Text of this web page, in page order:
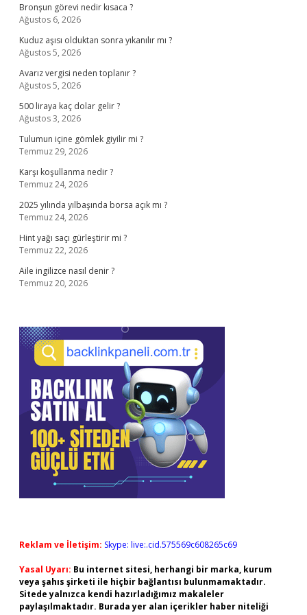
Bronşun görevi nedir kısaca ?
Ağustos 6, 2026
Kuduz aşısı olduktan sonra yıkanılır mı ?
Ağustos 5, 2026
Avarız vergisi neden toplanır ?
Ağustos 5, 2026
500 liraya kaç dolar gelir ?
Ağustos 3, 2026
Tulumun içine gömlek giyilir mi ?
Temmuz 29, 2026
Karşı koşullanma nedir ?
Temmuz 24, 2026
2025 yılında yılbaşında borsa açık mı ?
Temmuz 24, 2026
Hint yağı saçı gürleştirir mi ?
Temmuz 22, 2026
Aile ingilizce nasıl denir ?
Temmuz 20, 2026
Reklam ve İletişim: Skype: live:.cid.575569c608265c69
Yasal Uyarı: Bu internet sitesi, herhangi bir marka, kurum
veya şahıs şirketi ile hiçbir bağlantısı bulunmamaktadır.
Sitede yalnızca kendi hazırladığımız makaleler
paylaşılmaktadır. Burada yer alan içerikler haber niteliği